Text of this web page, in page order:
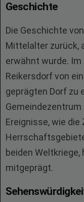
Geschichte
Die Geschichte
Mittelalter zurück,
erwähnt wurde.
Reikersdorf von
geprägten Dorf zu
Ereignisse, wie
beiden
mitgeprägt.